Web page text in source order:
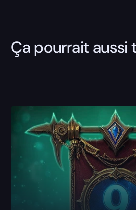
Ça pourrait aussi